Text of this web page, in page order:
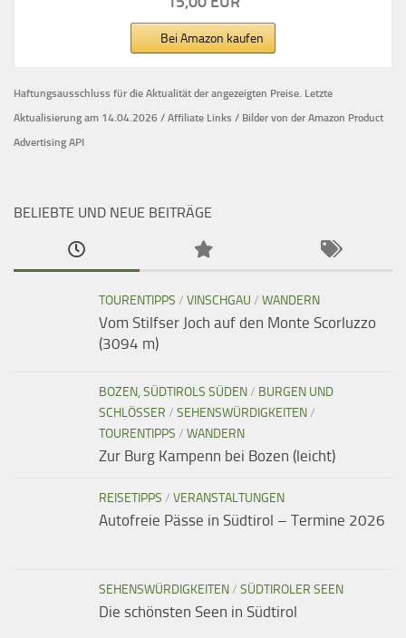
Bei Amazon kaufen
Haftungsausschluss für die Aktualität der angezeigten Preise. Letzte
Aktualisierung am 14.04.2026 / Affiliate Links / Bilder von der Amazon Product
Advertising API
BELIEBTE UND NEUE BEITRÄGE
TOURENTIPPS / VINSCHGAU / WANDERN
Vom Stilfser Joch auf den Monte Scorluzzo
(3094 m)
BOZEN, SÜDTIROLS SÜDEN/ BURGEN UND
SCHLÖSSER / SEHENSWÜRDIGKEITEN/
TOURENTIPPS / WANDERN
Zur Burg Kampenn bei Bozen (leicht)
REISETIPPS / VERANSTALTUNGEN
Autofreie Pässe in Südtirol – Termine 2026
SEHENSWÜRDIGKEITEN/ SÜDTIROLER SEEN
Die schönsten Seen in Südtirol